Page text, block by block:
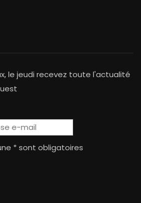
le jeudi recevez toute l'actualité
* sont obligatoires